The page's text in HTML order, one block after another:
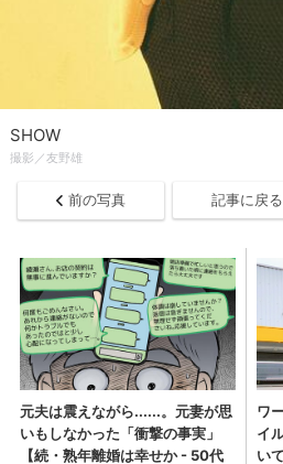
SHOW
撮影／友野雄
前の写真 記事に戻る